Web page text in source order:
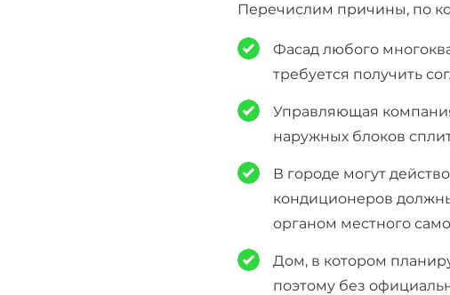
Перечислим причины, по
Фасад любого
требуется получить
Управляющая
наружных блоков
В городе могут
кондиционеров
органом местного
Дом, в котором
поэтому без